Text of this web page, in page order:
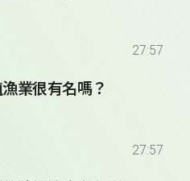
27:57
業很有名嗎？
27:57